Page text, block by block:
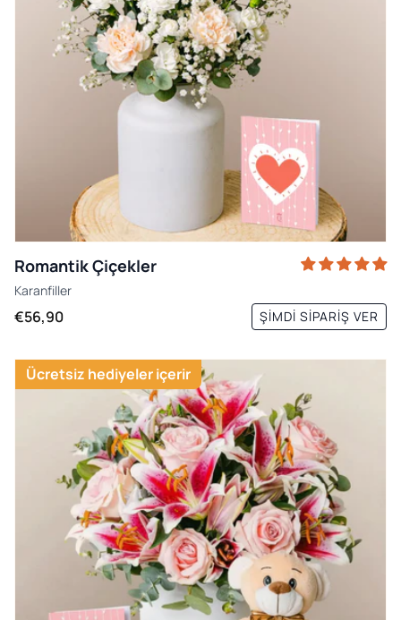
Romantik Çiçekler
Karanfiller
€56,90 ŞIMDI SIPARIŞ VER
Ücretsiz hediyeler içerir